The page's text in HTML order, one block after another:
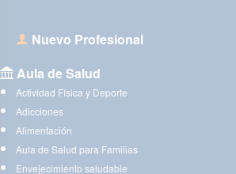
Nuevo Profesional
Aula de Salud
Actividad Física y Deporte
Adicciones
Alimentación
Aula de Salud para Familias
Envejecimiento saludable